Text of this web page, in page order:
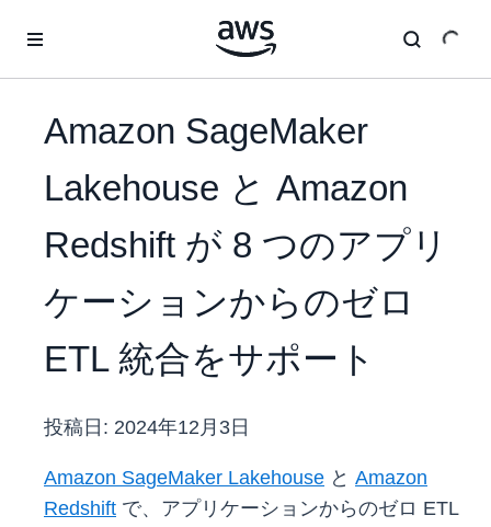
Amazon SageMaker
Lakehouse と Amazon
Redshift が 8 つのアプリ
ケーションからのゼロ
ETL 統合をサポート
投稿日: 2024年12月3日
Amazon SageMaker Lakehouse と Amazon
Redshift で、アプリケーションからのゼロ ETL